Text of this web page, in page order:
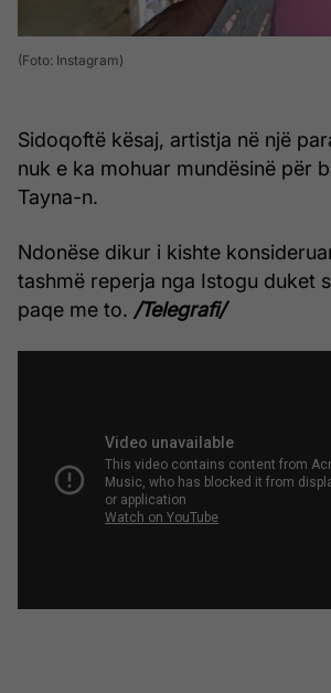
(Foto: Instagram)
Sidoqoftë kësaj, artistja në një
nuk e ka mohuar mundësinë për
Tayna-n.
Ndonëse dikur i kishte
tashmë reperja nga Istogu duket
paqe me to. /Telegrafi/